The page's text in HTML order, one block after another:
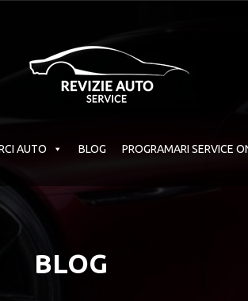
AUTO BLOG PROGRAMARI SERVICE
BLOG